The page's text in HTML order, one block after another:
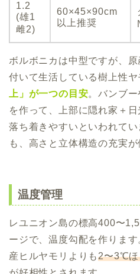
1.2
(雄1
雌2)
60×45×90cm
以上推奨
ボルボニカは中型ですが、
付いて生活している樹上性
上」が一つの目安。バンブ
を作って、上部に隠れ家＋
落ち着きやすいといわれて
も、高さと立体構造の充実が
温度管理
レユニオン島の標高400〜
ージで、温度勾配を作りま
産ヒルヤモリよりも2〜3℃ほ